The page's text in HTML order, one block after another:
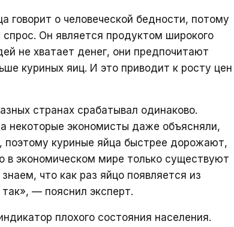
говорит о человеческой бедности, потому
Он является продуктом широкого
не хватает денег, они предпочитают
куриных яиц. И это приводит к росту цен
странах срабатывал одинаково.
некоторые экономисты даже объясняли,
поэтому куриные яйца быстрее дорожают,
в экономическом мире только существуют
что как раз яйцо появляется из
— пояснил эксперт.
плохого состояния населения.